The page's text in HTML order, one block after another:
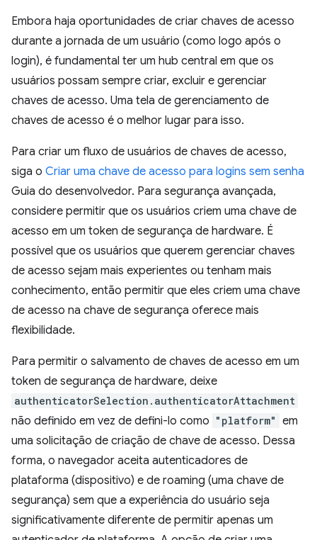
Embora haja oportunidades de criar chaves de acesso
durante a jornada de um usuário (como logo após o
login), é fundamental ter um hub central em que os
usuários possam sempre criar, excluir e gerenciar
chaves de acesso. Uma tela de gerenciamento de
chaves de acesso é o melhor lugar para isso.
Para criar um fluxo de usuários de chaves de acesso,
siga o Criar uma chave de acesso para logins sem senha
Guia do desenvolvedor. Para segurança avançada,
considere permitir que os usuários criem uma chave de
acesso em um token de segurança de hardware. É
possível que os usuários que querem gerenciar chaves
de acesso sejam mais experientes ou tenham mais
conhecimento, então permitir que eles criem uma chave
de acesso na chave de segurança oferece mais
flexibilidade.
Para permitir o salvamento de chaves de acesso em um
token de segurança de hardware, deixe
authenticatorSelection.authenticatorAttachment
não definido em vez de defini-lo como "platform" em
uma solicitação de criação de chave de acesso. Dessa
forma, o navegador aceita autenticadores de
plataforma (dispositivo) e de roaming (uma chave de
segurança) sem que a experiência do usuário seja
significativamente diferente de permitir apenas um